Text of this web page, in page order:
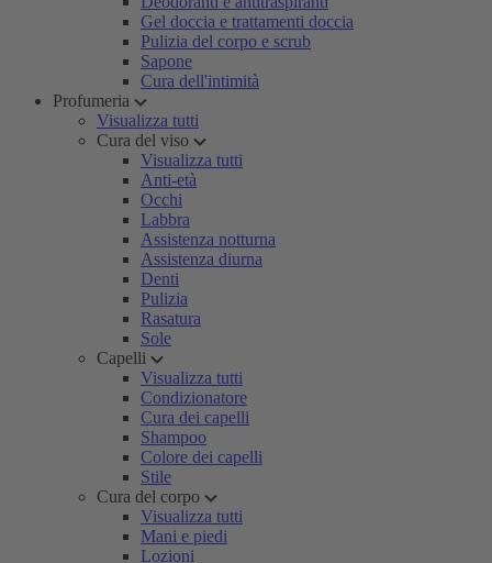
Gel doccia e trattamenti doccia
Pulizia del corpo e scrub
Sapone
Cura dell'intimità
Profumeria
Visualizza tutti
Cura del viso
Visualizza tutti
Anti-età
Occhi
Labbra
Assistenza notturna
Assistenza diurna
Denti
Pulizia
Rasatura
Sole
Capelli
Visualizza tutti
Condizionatore
Cura dei capelli
Shampoo
Colore dei capelli
Stile
Cura del corpo
Visualizza tutti
Mani e piedi
Lozioni